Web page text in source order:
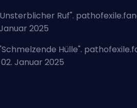
Unsterblicher Ruf".
2025
Schmelzende Hülle".
Januar 2025